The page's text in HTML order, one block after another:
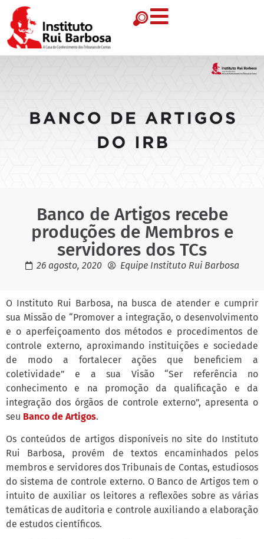
Banco de Artigos recebe
produções de Membros e
servidores dos TCs
26 agosto, 2020 Equipe Instituto Rui Barbosa
O Instituto Rui Barbosa, na busca de atender e cumprir
sua Missão de “Promover a integração, o desenvolvimento
e o aperfeiçoamento dos métodos e procedimentos de
controle externo, aproximando instituições e sociedade
de modo a fortalecer ações que beneficiem a
coletividade” e a sua Visão “Ser referência no
conhecimento e na promoção da qualificação e da
integração dos órgãos de controle externo”, apresenta o
seu Banco de Artigos.
Os conteúdos de artigos disponíveis no site do Instituto
Rui Barbosa, provém de textos encaminhados pelos
membros e servidores dos Tribunais de Contas, estudiosos
do sistema de controle externo. O Banco de Artigos tem o
intuito de auxiliar os leitores a reflexões sobre as várias
temáticas de auditoria e controle auxiliando a elaboração
de estudos científicos.